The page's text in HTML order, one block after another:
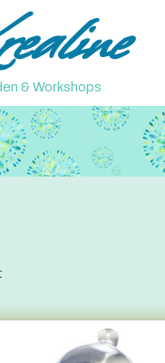
& Workshops